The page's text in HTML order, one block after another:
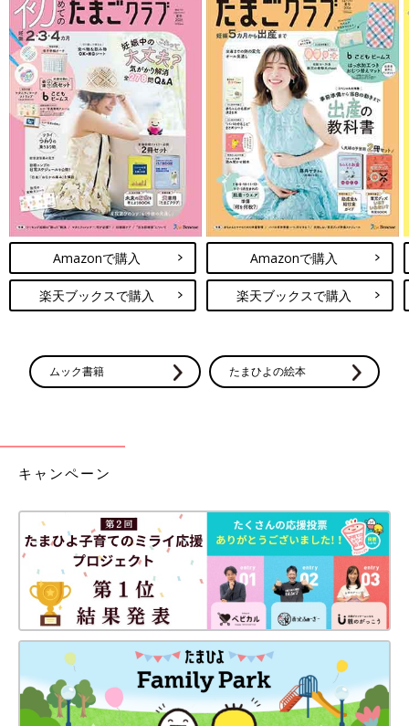
Amazonで購入
楽天ブックスで購入
Amazonで購入
楽天ブックスで購入
ムック書籍 たまひよの絵本
キャンペーン